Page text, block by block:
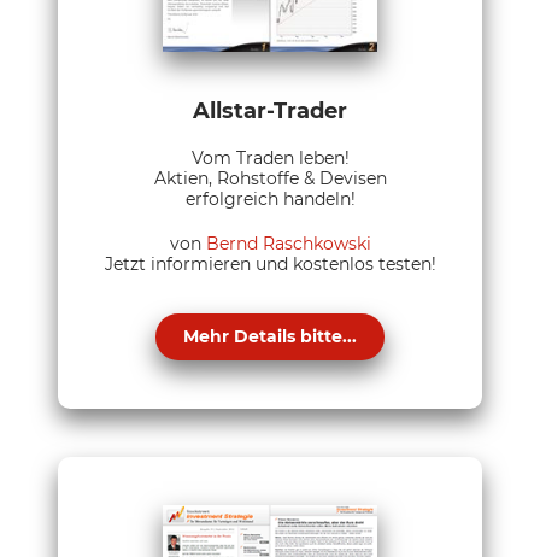
Allstar-Trader
Vom Traden leben!
Aktien, Rohstoffe & Devisen
erfolgreich handeln!
von Bernd Raschkowski
Jetzt informieren und kostenlos testen!
Mehr Details bitte...